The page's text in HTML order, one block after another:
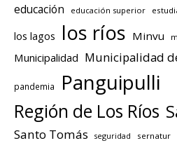
educación educación superior
los lagos los ríos Minvu
Municipalidad Municipalidad
pandemia Panguipulli
Región de Los Ríos
Santo Tomás seguridad sernatur